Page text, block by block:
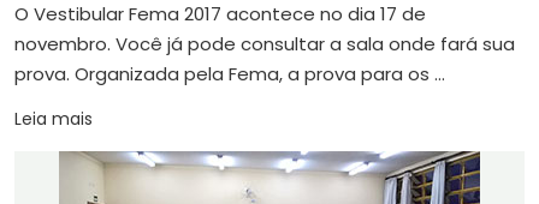
O Vestibular Fema 2017 acontece no dia 17 de
novembro. Você já pode consultar a sala onde fará sua
prova. Organizada pela Fema, a prova para os ...
Leia mais